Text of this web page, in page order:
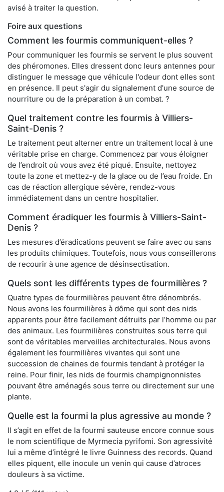
avisé à traiter la question.
Foire aux questions
Comment les fourmis communiquent-elles ?
Pour communiquer les fourmis se servent le plus souvent
des phéromones. Elles dressent donc leurs antennes pour
distinguer le message que véhicule l'odeur dont elles sont
en présence. Il peut s'agir du signalement d'une source de
nourriture ou de la préparation à un combat. ?
Quel traitement contre les fourmis à Villiers-
Saint-Denis ?
Le traitement peut alterner entre un traitement local à une
véritable prise en charge. Commencez par vous éloigner
de l’endroit où vous avez été piqué. Ensuite, nettoyez
toute la zone et mettez-y de la glace ou de l’eau froide. En
cas de réaction allergique sévère, rendez-vous
immédiatement dans un centre hospitalier.
Comment éradiquer les fourmis à Villiers-Saint-
Denis ?
Les mesures d’éradications peuvent se faire avec ou sans
les produits chimiques. Toutefois, nous vous conseillerons
de recourir à une agence de désinsectisation.
Quels sont les différents types de fourmilières ?
Quatre types de fourmilières peuvent être dénombrés.
Nous avons les fourmilières à dôme qui sont des nids
apparents pour être facilement détruits par l’homme ou par
des animaux. Les fourmilières construites sous terre qui
sont de véritables merveilles architecturales. Nous avons
également les fourmilières vivantes qui sont une
succession de chaines de fourmis tendant à protéger la
reine. Pour finir, les nids de fourmis champignonnistes
pouvant être aménagés sous terre ou directement sur une
plante.
Quelle est la fourmi la plus agressive au monde ?
Il s’agit en effet de la fourmi sauteuse encore connue sous
le nom scientifique de Myrmecia pyrifomi. Son agressivité
lui a même d’intégré le livre Guinness des records. Quand
elles piquent, elle inocule un venin qui cause d’atroces
douleurs à sa victime.